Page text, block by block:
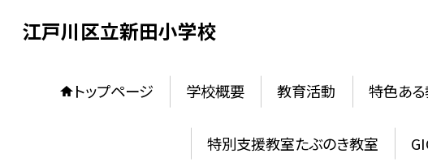
江戸川区立新田小学校
トップページ 学校概要 教育活動 特色あ
特別支援教室たぶのき教室